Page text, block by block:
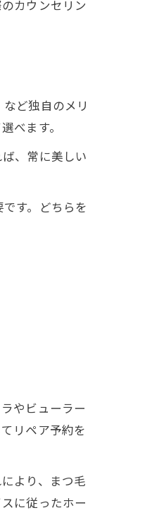
カウンセリン
ど独自のメリ
べます。
、常に美しい
す。どちらを
やビューラー
リペア予約を
より、まつ毛
に従ったホー